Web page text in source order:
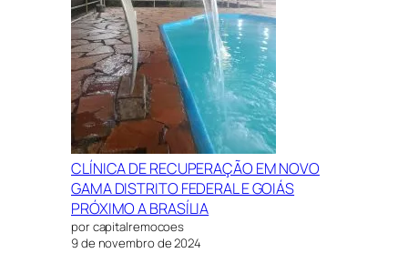
CLÍNICA DE RECUPERAÇÃO EM NOVO
GAMA DISTRITO FEDERAL E GOIÁS
PRÓXIMO A BRASÍLIA
por capitalremocoes
9 de novembro de 2024